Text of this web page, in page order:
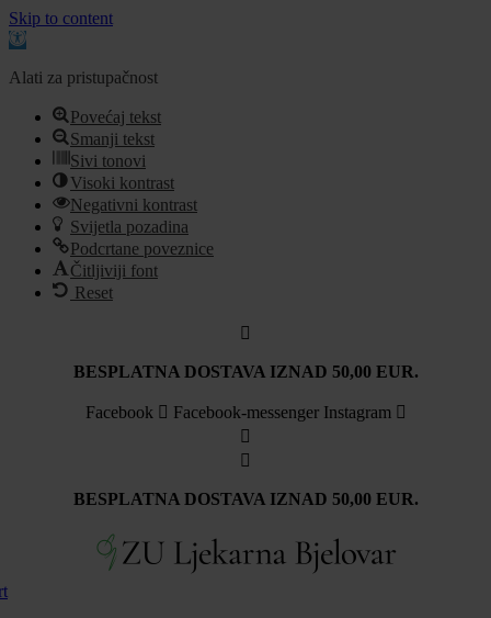
Skip to content
Open
Alati za pristupačnost
Povećaj tekst
Smanji tekst
Sivi tonovi
Visoki kontrast
Negativni kontrast
Svijetla pozadina
Podcrtane poveznice
Čitljiviji font
Reset
BESPLATNA DOSTAVA IZNAD 50,00 EUR.
Facebook Facebook-messenger Instagram
BESPLATNA DOSTAVA IZNAD 50,00 EUR.